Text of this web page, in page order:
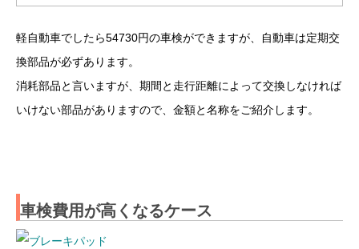
軽自動車でしたら54730円の車検ができますが、自動車は定期交
換部品が必ずあります。
消耗部品と言いますが、期間と走行距離によって交換しなければ
いけない部品がありますので、金額と名称をご紹介します。
車検費用が高くなるケース